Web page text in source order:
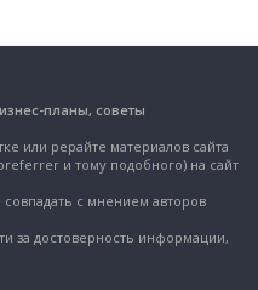
планы, советы
или рерайте материалов сайта
и тому подобного) на сайт
с мнением авторов
за достоверность информации,